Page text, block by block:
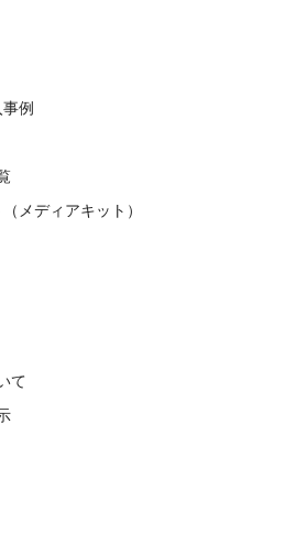
例
メディアキット）
て